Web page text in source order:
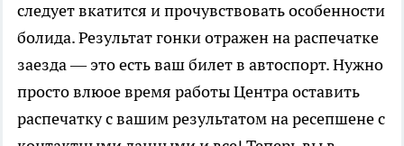
следует вкатится и прочувствовать особенности
болида. Результат гонки отражен на распечатке
заезда — это есть ваш билет в автоспорт. Нужно
просто влюое время работы Центра оставить
распечатку с вашим результатом на ресепшене с